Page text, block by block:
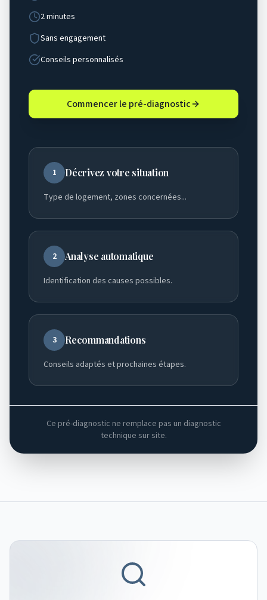
2 minutes
Sans engagement
Conseils personnalisés
Commencer le pré-diagnostic
1 Décrivez votre situation
Type de logement, zones concernées...
2 Analyse automatique
Identification des causes possibles.
3 Recommandations
Conseils adaptés et prochaines étapes.
Ce pré-diagnostic ne remplace pas un diagnostic
technique sur site.